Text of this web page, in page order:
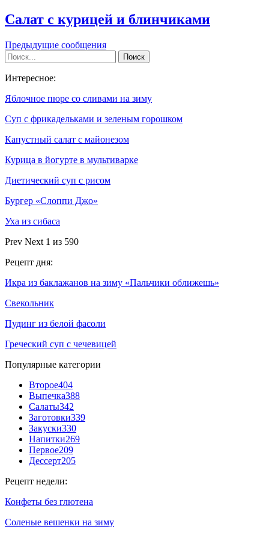
Салат с курицей и блинчиками
Предыдущие сообщения
Интересное:
Яблочное пюре со сливами на зиму
Суп с фрикадельками и зеленым горошком
Капустный салат с майонезом
Курица в йогурте в мультиварке
Диетический суп с рисом
Бургер «Слоппи Джо»
Уха из сибаса
Prev Next 1 из 590
Рецепт дня:
Икра из баклажанов на зиму «Пальчики оближешь»
Свекольник
Пудинг из белой фасоли
Греческий суп с чечевицей
Популярные категории
Второе404
Выпечка388
Салаты342
Заготовки339
Закуски330
Напитки269
Первое209
Дессерт205
Рецепт недели:
Конфеты без глютена
Соленые вешенки на зиму